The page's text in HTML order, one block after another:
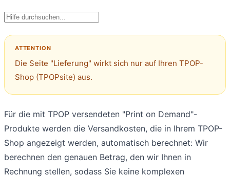
Die Seite "Lieferung" wirkt sich nur auf Ihren TPOP-
Shop (TPOPsite) aus.
Für die mit TPOP versendeten "Print on Demand"-
Produkte werden die Versandkosten, die in Ihrem TPOP-
Shop angezeigt werden, automatisch berechnet: Wir
berechnen den genauen Betrag, den wir Ihnen in
Rechnung stellen, sodass Sie keine komplexen